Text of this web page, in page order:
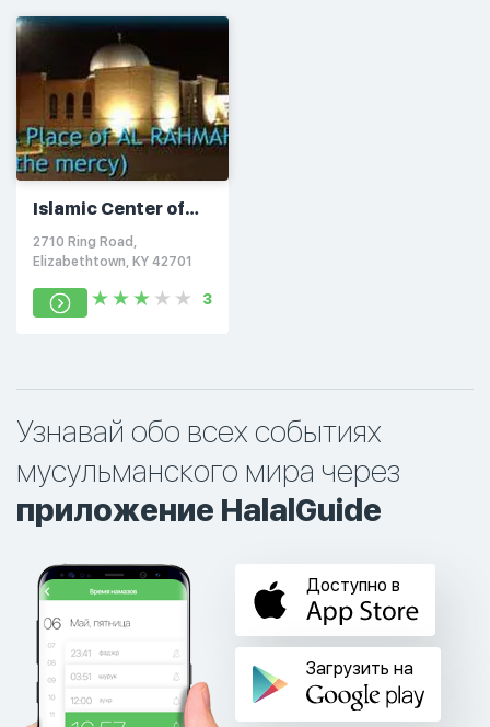
Islamic Center of
Elizabethtown
2710 Ring Road,
Elizabethtown, KY 42701
3
Узнавай обо всех событиях
мусульманского мира через
приложение HalalGuide
Доступно в
Загрузить на